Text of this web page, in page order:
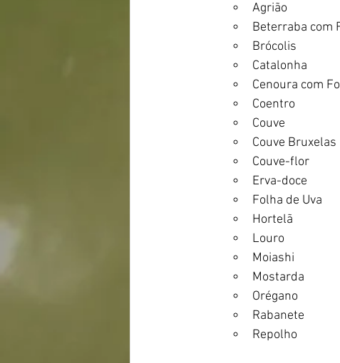
Agrião
Beterraba com
Brócolis
Catalonha
Cenoura com
Coentro
Couve
Couve Bruxelas
Couve-flor
Erva-doce
Folha de Uva
Hortelã
Louro
Moiashi
Mostarda
Orégano
Rabanete
Repolho